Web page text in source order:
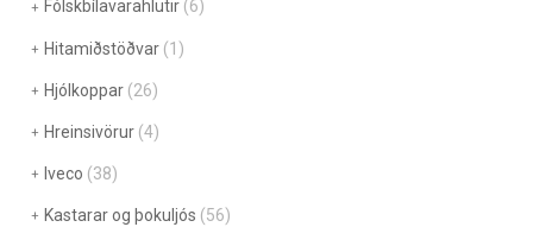
Fólskbílavarahlutir (6)
Hitamiðstöðvar (1)
Hjólkoppar (26)
Hreinsivörur (4)
Iveco (38)
Kastarar og þokuljós (56)